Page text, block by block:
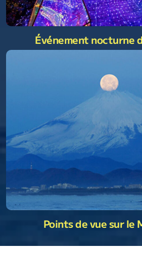
Événement nocturne
Points de vue sur le